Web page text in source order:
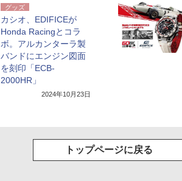
グッズ
カシオ、EDIFICEが
Honda Racingとコラ
ボ。アルカンターラ製
バンドにエンジン図面
を刻印「ECB-
2000HR」
2024年10月23日
トップページに戻る